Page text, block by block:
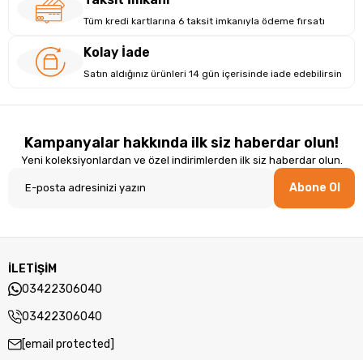
Tüm kredi kartlarına 6 taksit imkanıyla ödeme fırsatı
Kolay İade
Satın aldığınız ürünleri 14 gün içerisinde iade edebilirsin
Kampanyalar hakkında ilk siz haberdar olun!
Yeni koleksiyonlardan ve özel indirimlerden ilk siz haberdar olun.
Abone Ol
İLETİŞİM
03422306040
03422306040
[email protected]